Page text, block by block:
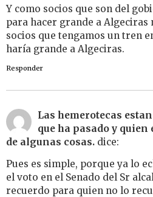
Y como socios que son del
para hacer grande a Algeciras
socios que tengamos un tren
haría grande a Algeciras.
Responder
Las hemerotecas
que ha pasado y quien
de algunas cosas. dice:
Pues es simple, porque ya lo
el voto en el Senado del Sr
recuerdo para quien no lo